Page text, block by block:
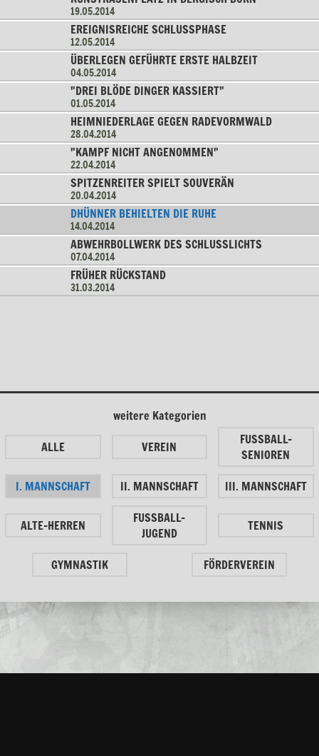
19.05.2014
EREIGNISREICHE SCHLUSSPHASE
12.05.2014
ÜBERLEGEN GEFÜHRTE ERSTE HALBZEIT
04.05.2014
"DREI BLÖDE DINGER KASSIERT"
01.05.2014
HEIMNIEDERLAGE GEGEN RADEVORMWALD
28.04.2014
"KAMPF NICHT ANGENOMMEN"
22.04.2014
SPITZENREITER SPIELT SOUVERÄN
20.04.2014
DHÜNNER BEHIELTEN DIE RUHE
14.04.2014
ABWEHRBOLLWERK DES SCHLUSSLICHTS
07.04.2014
FRÜHER RÜCKSTAND
31.03.2014
weitere Kategorien
ALLE
VEREIN
FUSSBALL-
SENIOREN
I. MANNSCHAFT
II. MANNSCHAFT III. MANNSCHAFT
ALTE-HERREN
FUSSBALL-
JUGEND
TENNIS
GYMNASTIK FÖRDERVEREIN